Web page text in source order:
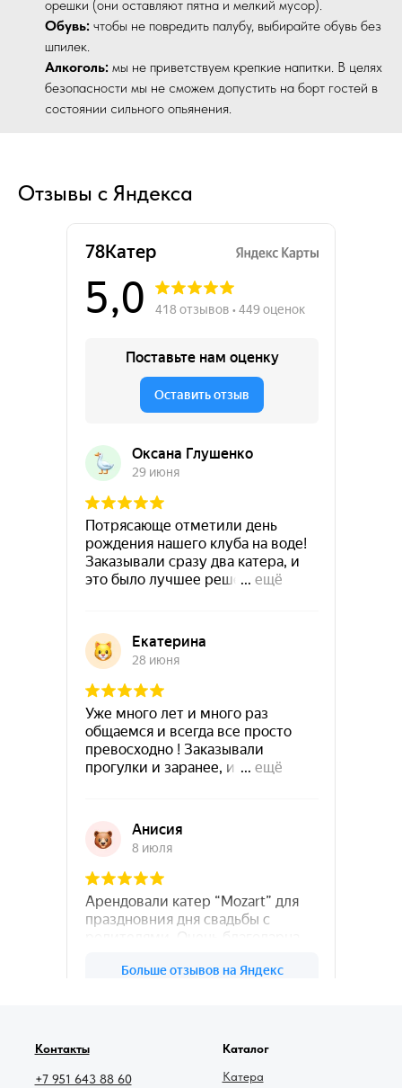
орешки (они оставляют пятна и мелкий мусор).
Обувь: чтобы не повредить палубу, выбирайте обувь без
шпилек.
Алкоголь: мы не приветствуем крепкие напитки. В целях
безопасности мы не сможем допустить на борт гостей в
состоянии сильного опьянения.
Отзывы с Яндекса
Контакты
+7 951 643 88 60
Каталог
Катера